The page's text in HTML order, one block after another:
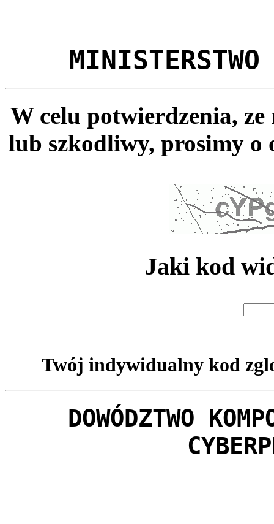
MINISTERSTWO
W celu potwierdzenia,
lub szkodliwy, prosimy o
Jaki kod
Twój indywidualny kod
DOWÓDZTWO